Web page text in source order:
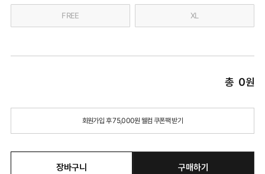
FREE XL
총 0원
회원가입 후 75,000원 웰컴 쿠폰팩 받기
장바구니 구매하기